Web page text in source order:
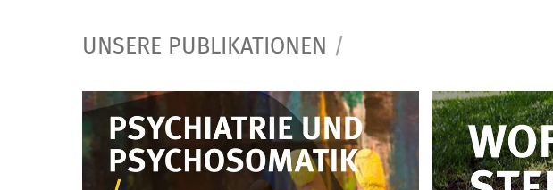
UNSERE PUBLIKATIONEN /